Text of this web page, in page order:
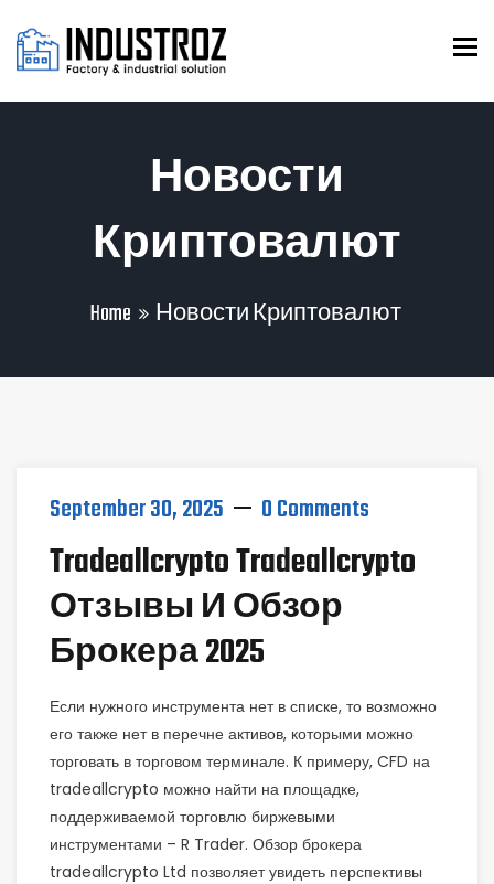
Новости
Криптовалют
Home Новости Криптовалют
September 30, 2025 0 Comments
Tradeallcrypto Tradeallcrypto
Отзывы И Обзор
Брокера 2025
Если нужного инструмента нет в списке, то возможно
его также нет в перечне активов, которыми можно
торговать в торговом терминале. К примеру, CFD на
tradeallcrypto можно найти на площадке,
поддерживаемой торговлю биржевыми
инструментами – R Trader. Обзор брокера
tradeallcrypto Ltd позволяет увидеть перспективы